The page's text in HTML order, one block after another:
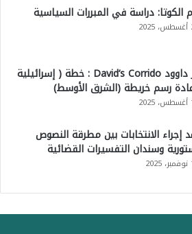
الكوتا: دراسة في المبررات السياسية
ممر داوود David’s Corrido : خطة ( إسرائيلية
رسم خريطة (الشرق الأوسط)
إجراء الانتخابات بين مطرقة النصوص
وسندان التفسيرات القضائية